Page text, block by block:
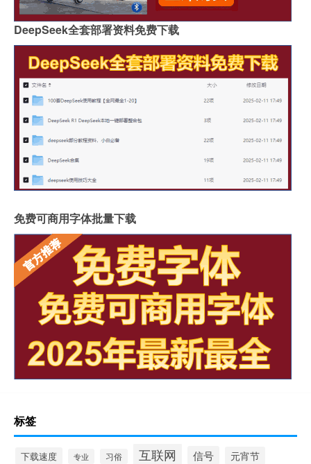
DeepSeek全套部署资料免费下载
免费可商用字体批量下载
标签
下载速度 专业 习俗 互联网 信号 元宵节